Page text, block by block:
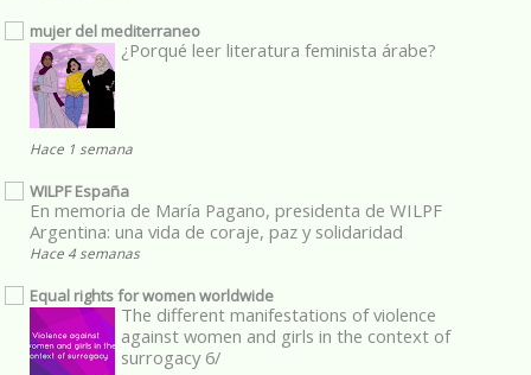
mujer del mediterraneo
¿Porqué leer literatura feminista árabe?
Hace 1 semana
WILPF España
En memoria de María Pagano, presidenta de WILPF
Argentina: una vida de coraje, paz y solidaridad
Hace 4 semanas
Equal rights for women worldwide
The different manifestations of violence
against women and girls in the context of
surrogacy 6/